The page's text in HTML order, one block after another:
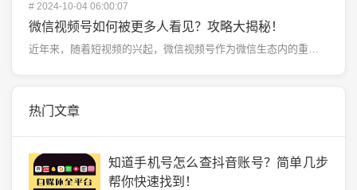
# 2024-10-04 06:00:07
微信视频号如何被更多人看见？攻略大揭秘！
近年来，随着短视频的兴起，微信视频号作为微信生态内的重要一环，正逐渐成为创作者们展示自我的重要平台。...
热门文章
知道手机号怎么查抖音账号？简单几步
帮你快速找到！